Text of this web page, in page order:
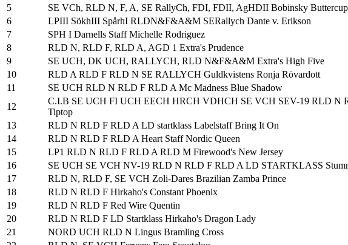
5
SE VCh, RLD N, F, A, SE RallyCh, FDI, FDII, AgHDII Bobinsky Buttercup
6
LPIII SökhIII SpårhI RLDN&F&A&M SERallych Dante v. Erikson
7
SPH I Darnells Staff Michelle Rodriguez
8
RLD N, RLD F, RLD A, AGD 1 Extra's Prudence
9
SE UCH, DK UCH, RALLYCH, RLD N&F&A&M Extra's High Five
10
RLD A RLD F RLD N SE RALLYCH Guldkvistens Ronja Rövardott
11
SE UCH RLD N RLD F RLD A Mc Madness Blue Shadow
12
C.I.B SE UCH FI UCH EECH HRCH VDHCH SE VCH SEV-19 RLD N
Tiptop
13
RLD N RLD F RLD A LD startklass Labelstaff Bring It On
14
RLD N RLD F RLD A Heart Staff Nordic Queen
15
LP1 RLD N RLD F RLD A RLD M Firewood's New Jersey
16
SE UCH SE VCH NV-19 RLD N RLD F RLD A LD STARTKLASS
17
RLD N, RLD F, SE VCH Zoli-Dares Brazilian Zamba Prince
18
RLD N RLD F Hirkaho's Constant Phoenix
19
RLD N RLD F Red Wire Quentin
20
RLD N RLD F LD Startklass Hirkaho's Dragon Lady
21
NORD UCH RLD N Lingus Bramling Cross